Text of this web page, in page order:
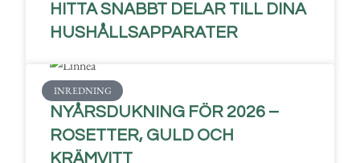
HITTA SNABBT DELAR TILL DINA
HUSHÅLLSAPPARATER
INREDNING
NYÅRSDUKNING FÖR 2026 –
ROSETTER, GULD OCH
KRÄMVITT